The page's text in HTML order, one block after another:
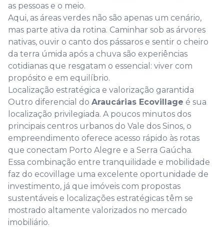
as pessoas e o meio.
Aqui, as áreas verdes não são apenas um cenário,
mas parte ativa da rotina. Caminhar sob as árvores
nativas, ouvir o canto dos pássaros e sentir o cheiro
da terra úmida após a chuva são experiências
cotidianas que resgatam o essencial: viver com
propósito e em equilíbrio.
Localização estratégica e valorização garantida
Outro diferencial do Araucárias Ecovillage é sua
localização privilegiada. A poucos minutos dos
principais centros urbanos do Vale dos Sinos, o
empreendimento oferece acesso rápido às rotas
que conectam Porto Alegre e a Serra Gaúcha.
Essa combinação entre tranquilidade e mobilidade
faz do ecovillage uma excelente oportunidade de
investimento, já que imóveis com propostas
sustentáveis e localizações estratégicas têm se
mostrado altamente valorizados no mercado
imobiliário.